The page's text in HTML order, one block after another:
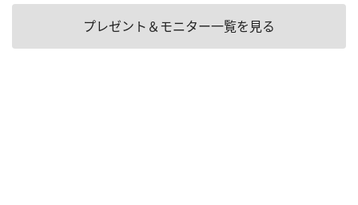
プレゼント＆モニター一覧を見る